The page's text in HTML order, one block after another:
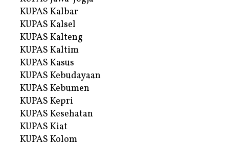
KUPAS Kalbar
KUPAS Kalsel
KUPAS Kalteng
KUPAS Kaltim
KUPAS Kasus
KUPAS Kebudayaan
KUPAS Kebumen
KUPAS Kepri
KUPAS Kesehatan
KUPAS Kiat
KUPAS Kolom